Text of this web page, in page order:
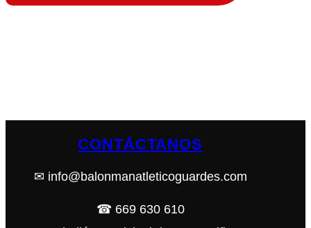
CONTÁCTANOS
✉ info@balonmanatleticoguardes.com
☎ 669 630 610